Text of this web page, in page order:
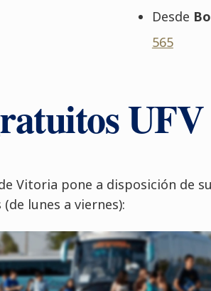
Desde
565
UFV
Vitoria pone a disposición de
lunes a viernes):